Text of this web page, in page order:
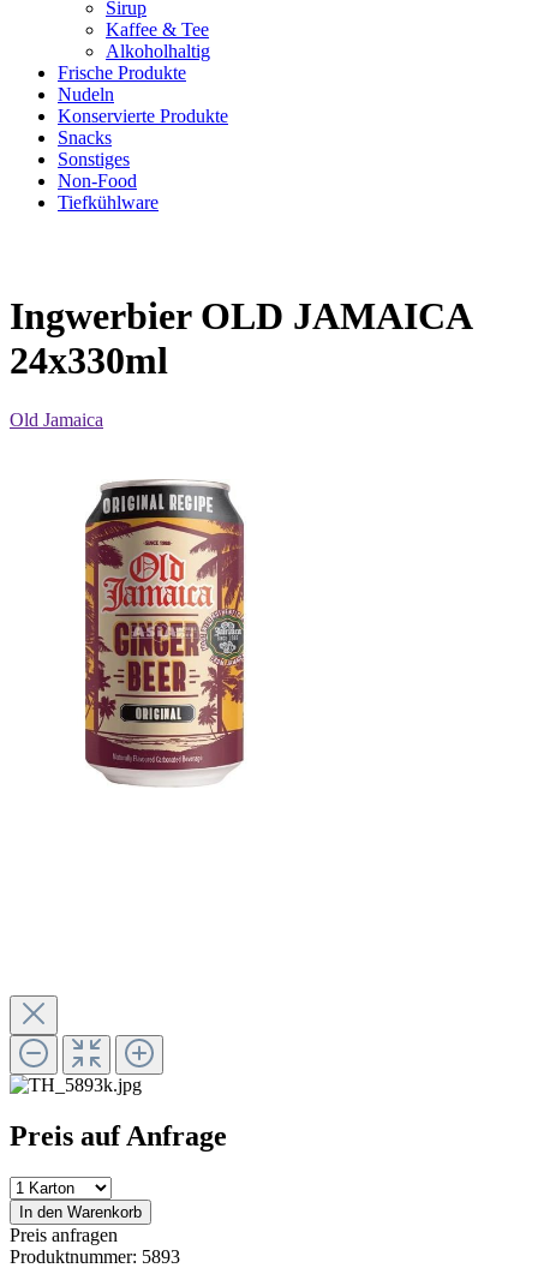
Sirup
Kaffee & Tee
Alkoholhaltig
Frische Produkte
Nudeln
Konservierte Produkte
Snacks
Sonstiges
Non-Food
Tiefkühlware
Ingwerbier OLD JAMAICA
24x330ml
Old Jamaica
Preis auf Anfrage
In den Warenkorb
Preis anfragen
Produktnummer: 5893